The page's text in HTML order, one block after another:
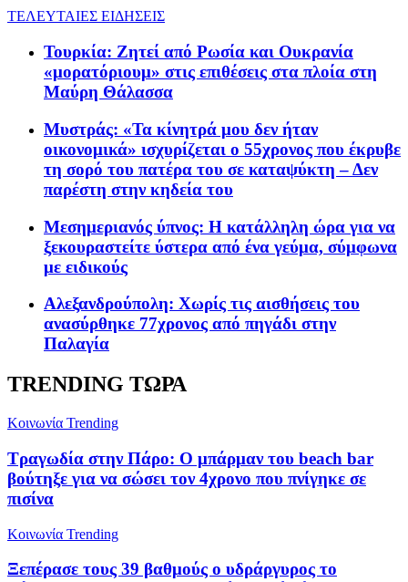
ΤΕΛΕΥΤΑΙΕΣ ΕΙΔΗΣΕΙΣ
Τουρκία: Zητεί από Ρωσία και Ουκρανία
«μορατόριουμ» στις επιθέσεις στα πλοία στη
Μαύρη Θάλασσα
Μυστράς: «Τα κίνητρά μου δεν ήταν
οικονομικά» ισχυρίζεται ο 55χρονος που έκρυβε
τη σορό του πατέρα του σε καταψύκτη – Δεν
παρέστη στην κηδεία του
Μεσημεριανός ύπνος: Η κατάλληλη ώρα για να
ξεκουραστείτε ύστερα από ένα γεύμα, σύμφωνα
με ειδικούς
Αλεξανδρούπολη: Χωρίς τις αισθήσεις του
ανασύρθηκε 77χρονος από πηγάδι στην
Παλαγία
TRENDING ΤΩΡΑ
Κοινωνία Trending
Τραγωδία στην Πάρο: Ο μπάρμαν του beach bar
βούτηξε για να σώσει τον 4χρονο που πνίγηκε σε
πισίνα
Κοινωνία Trending
Ξεπέρασε τους 39 βαθμούς ο υδράργυρος το